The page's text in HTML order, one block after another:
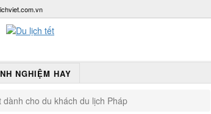
NGHIỆM HAY
cho du khách du lịch Pháp